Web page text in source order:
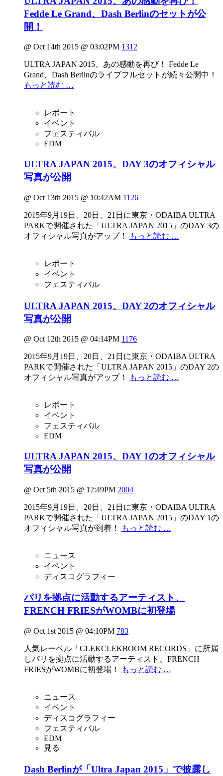
Fedde Le Grand、Dash Berlinのセットが公
開！
@ Oct 14th 2015 @ 03:02PM 1312
ULTRA JAPAN 2015、あの感動を再び！ Fedde Le
Grand、Dash Berlinのライブフルセットが続々公開中！
もっと読む …
レポート
イベント
フェスティバル
EDM
ULTRA JAPAN 2015、DAY 3のオフィシャル
写真が公開
@ Oct 13th 2015 @ 10:42AM 1126
2015年9月19日、20日、21日に東京・ODAIBA ULTRA
PARKで開催された「ULTRA JAPAN 2015」のDAY 3の
オフィシャル写真がアップ！
もっと読む …
レポート
イベント
フェスティバル
ULTRA JAPAN 2015、DAY 2のオフィシャル
写真が公開
@ Oct 12th 2015 @ 04:14PM 1176
2015年9月19日、20日、21日に東京・ODAIBA ULTRA
PARKで開催された「ULTRA JAPAN 2015」のDAY 2の
オフィシャル写真がアップ！
もっと読む …
レポート
イベント
フェスティバル
EDM
ULTRA JAPAN 2015、DAY 1のオフィシャル
写真が公開
@ Oct 5th 2015 @ 12:49PM 2004
2015年9月19日、20日、21日に東京・ODAIBA ULTRA
PARKで開催された「ULTRA JAPAN 2015」のDAY 1の
オフィシャル写真が到着！
もっと読む …
ニュース
イベント
ディスコグラフィー
パリを拠点に活動するアーティスト、
FRENCH FRIESがWOMBに初登場
@ Oct 1st 2015 @ 04:10PM 783
人気レーベル「CLEKCLEKBOOM RECORDS」に所属
しパリを拠点に活動するアーティスト、FRENCH
FRIESがWOMBに初登場！
もっと読む …
ニュース
イベント
ディスコグラフィー
フェスティバル
EDM
見る
Dash Berlinが「Ultra Japan 2015」で披露し